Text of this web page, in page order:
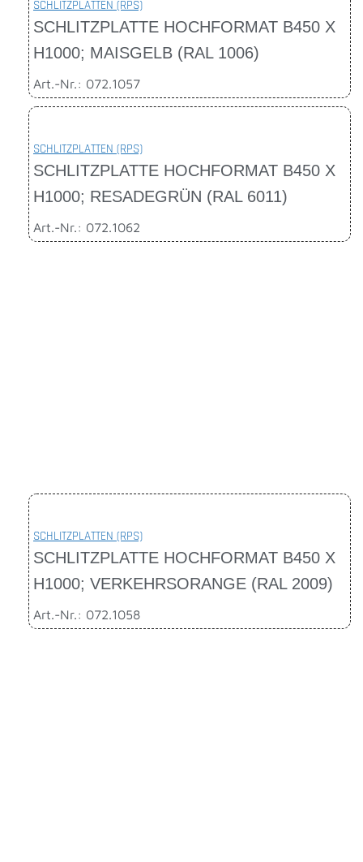
SCHLITZPLATTEN (RPS)
SCHLITZPLATTE HOCHFORMAT B450 X
H1000; MAISGELB (RAL 1006)
Art.-Nr.: 072.1057
SCHLITZPLATTEN (RPS)
SCHLITZPLATTE HOCHFORMAT B450 X
H1000; RESADEGRÜN (RAL 6011)
Art.-Nr.: 072.1062
SCHLITZPLATTEN (RPS)
SCHLITZPLATTE HOCHFORMAT B450 X
H1000; VERKEHRSORANGE (RAL 2009)
Art.-Nr.: 072.1058